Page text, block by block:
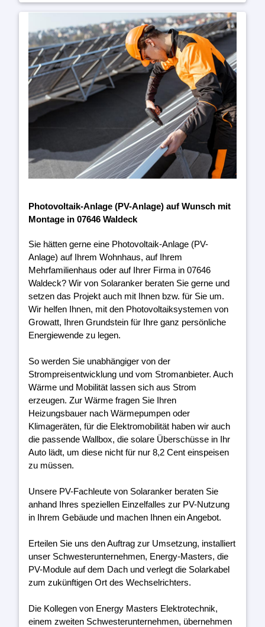
Photovoltaik-Anlage (PV-Anlage) auf Wunsch mit
Montage in 07646 Waldeck
Sie hätten gerne eine Photovoltaik-Anlage (PV-
Anlage) auf Ihrem Wohnhaus, auf Ihrem
Mehrfamilienhaus oder auf Ihrer Firma in 07646
Waldeck? Wir von Solaranker beraten Sie gerne und
setzen das Projekt auch mit Ihnen bzw. für Sie um.
Wir helfen Ihnen, mit den Photovoltaiksystemen von
Growatt, Ihren Grundstein für Ihre ganz persönliche
Energiewende zu legen.
So werden Sie unabhängiger von der
Strompreisentwicklung und vom Stromanbieter. Auch
Wärme und Mobilität lassen sich aus Strom
erzeugen. Zur Wärme fragen Sie Ihren
Heizungsbauer nach Wärmepumpen oder
Klimageräten, für die Elektromobilität haben wir auch
die passende Wallbox, die solare Überschüsse in Ihr
Auto lädt, um diese nicht für nur 8,2 Cent einspeisen
zu müssen.
Unsere PV-Fachleute von Solaranker beraten Sie
anhand Ihres speziellen Einzelfalles zur PV-Nutzung
in Ihrem Gebäude und machen Ihnen ein Angebot.
Erteilen Sie uns den Auftrag zur Umsetzung, installiert
unser Schwesterunternehmen, Energy-Masters, die
PV-Module auf dem Dach und verlegt die Solarkabel
zum zukünftigen Ort des Wechselrichters.
Die Kollegen von Energy Masters Elektrotechnik,
einem zweiten Schwesterunternehmen, übernehmen